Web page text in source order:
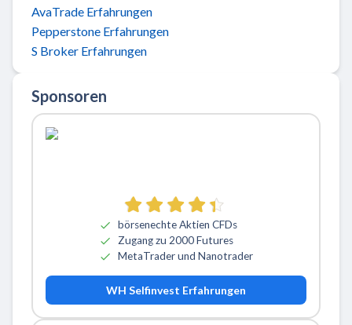
AvaTrade Erfahrungen
Pepperstone Erfahrungen
S Broker Erfahrungen
Sponsoren
börsenechte Aktien CFDs
Zugang zu 2000 Futures
MetaTrader und Nanotrader
WH Selfinvest Erfahrungen